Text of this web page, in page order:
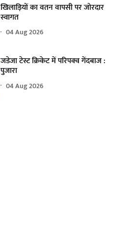
खिलाड़ियों का वतन वापसी पर जोरदार
स्वागत
04 Aug 2026
जडेजा टेस्ट क्रिकेट में परिपक्व गेंदबाज :
पुजारा
04 Aug 2026